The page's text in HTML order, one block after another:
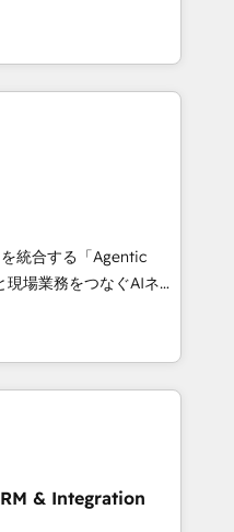
the team ★
five continents ★ AI-
obsessed ★
that drive adoption
do ➤
workflows built
➤ Migration:
downtime, full data
marketing, and
Integrations: Layer
coaching. Buying
a stale portal?
統合する「Agentic
、HubSpot Eliteの実装
100inc は何
基盤に、AIエージェン
務（マーケティング・営
業部・グループ会社・部
盤に再構築します。意
走します。 1️⃣
& Integration